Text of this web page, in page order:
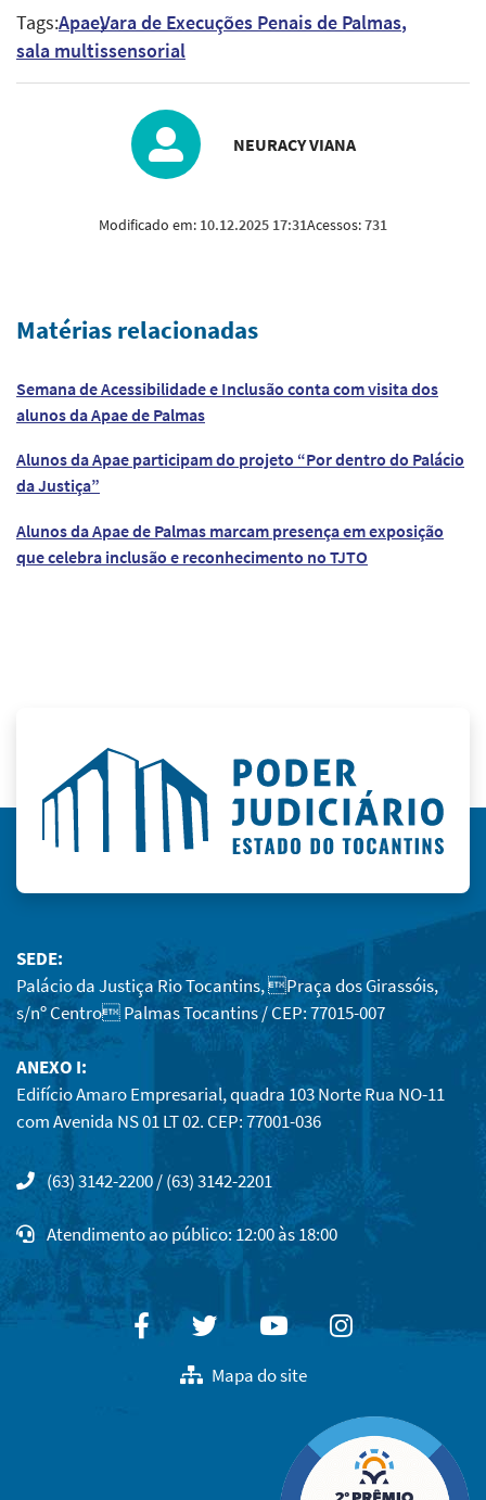
Tags:ApaeVara de Execuções Penais de Palmas
sala multissensorial
NEURACY VIANA
Modificado em: 10.12.2025 17:31Acessos:731
Matérias relacionadas
Semana de Acessibilidade e Inclusão conta com visita dos
alunos da Apae de Palmas
Alunos da Apae participam do projeto “Por dentro do Palácio
da Justiça”
Alunos da Apae de Palmas marcam presença em exposição
que celebra inclusão e reconhecimento no TJTO
SEDE:
Palácio da Justiça Rio Tocantins, Praça dos Girassóis,
s/nº Centro Palmas Tocantins / CEP: 77015-007
ANEXO I:
Edifício Amaro Empresarial, quadra 103 Norte Rua NO-11
com Avenida NS 01 LT 02. CEP: 77001-036
(63) 3142-2200 / (63) 3142-2201
Atendimento ao público: 12:00 às 18:00
FacebookTwitterYoutubeInstagram
Mapa do site